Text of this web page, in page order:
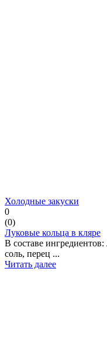
Холодные закуски
0
(0)
Луковые кольца в кляре
В составе
соль, перец ...
Читать далее